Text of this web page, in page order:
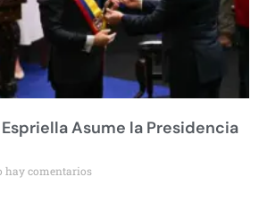
Asume la Presidencia
hay comentarios